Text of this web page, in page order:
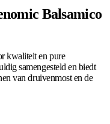
Balsamico
kwaliteit en pure
samengesteld en biedt
van druivenmost en de